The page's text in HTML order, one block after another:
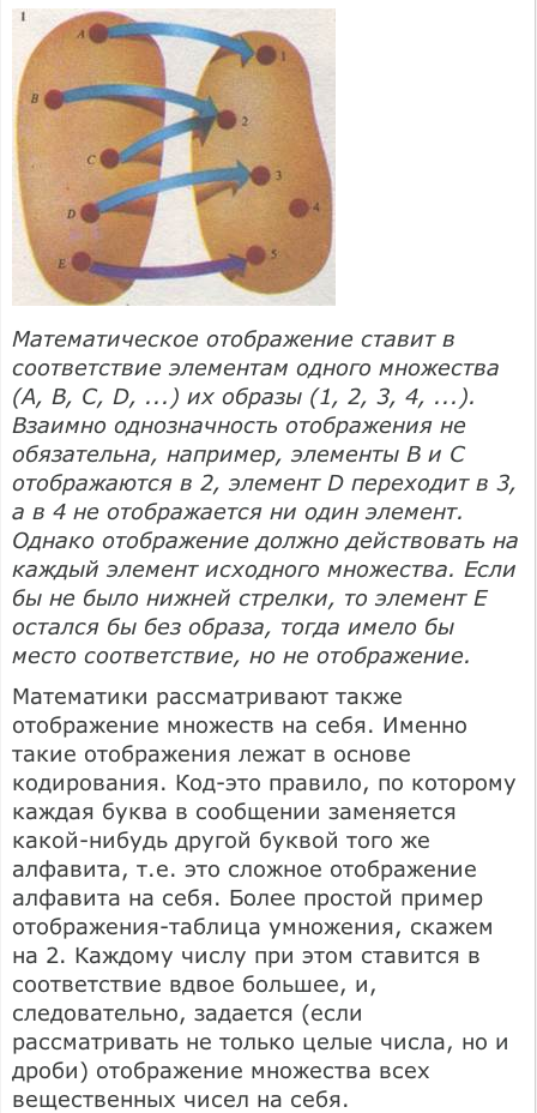
Математическое отображение ставит в
соответствие элементам одного множества
(А, В, С, D, ...) их образы (1, 2, 3, 4, ...).
Взаимно однозначность отображения не
обязательна, например, элементы В и С
отображаются в 2, элемент D переходит в 3,
а в 4 не отображается ни один элемент.
Однако отображение должно действовать на
каждый элемент исходного множества. Если
бы не было нижней стрелки, то элемент Е
остался бы без образа, тогда имело бы
место соответствие, но не отображение.
Математики рассматривают также
отображение множеств на себя. Именно
такие отображения лежат в основе
кодирования. Код-это правило, по которому
каждая буква в сообщении заменяется
какой-нибудь другой буквой того же
алфавита, т.е. это сложное отображение
алфавита на себя. Более простой пример
отображения-таблица умножения, скажем
на 2. Каждому числу при этом ставится в
соответствие вдвое большее, и,
следовательно, задается (если
рассматривать не только целые числа, но и
дроби) отображение множества всех
вещественных чисел на себя.